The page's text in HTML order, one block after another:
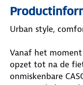
Urban style,
Vanaf het
opzet tot na de
onmiskenbare